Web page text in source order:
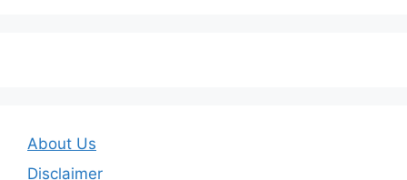
About Us
Disclaimer